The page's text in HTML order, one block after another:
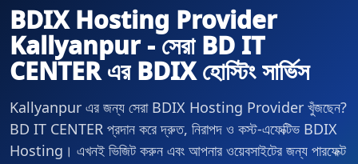
BDIX Hosting Provider
Kallyanpur - সেরা BD IT
CENTER এর BDIX হোস্টিং সার্ভিস
Kallyanpur এর জন্য সেরা BDIX Hosting Provider খুঁজছেন?
BD IT CENTER প্রদান করে দ্রুত, নিরাপদ ও কস্ট-এফেক্টিভ BDIX
Hosting। এখনই ভিজিট করুন এবং আপনার ওয়েবসাইটের জন্য পারফেক্ট